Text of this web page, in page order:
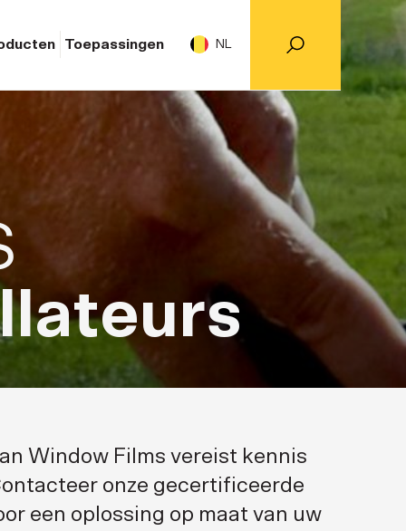
Toepassingen NL
Window Films vereist kennis
onze gecertificeerde
een oplossing op maat van uw